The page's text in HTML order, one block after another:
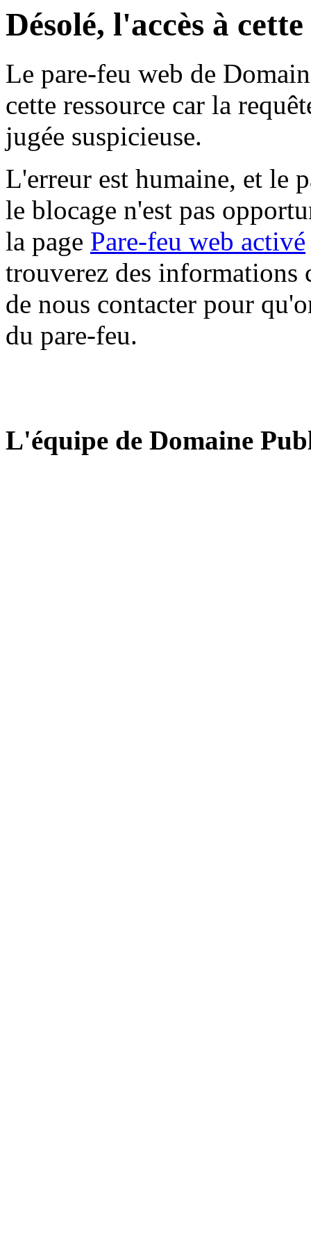
Désolé, l'accès à
Le pare-feu web de
cette ressource car la
jugée suspicieuse.
L'erreur est humaine, et le
le blocage n'est pas
la page Pare-feu web activé
trouverez des informations
de nous contacter pour
du pare-feu.
L'équipe de Domaine